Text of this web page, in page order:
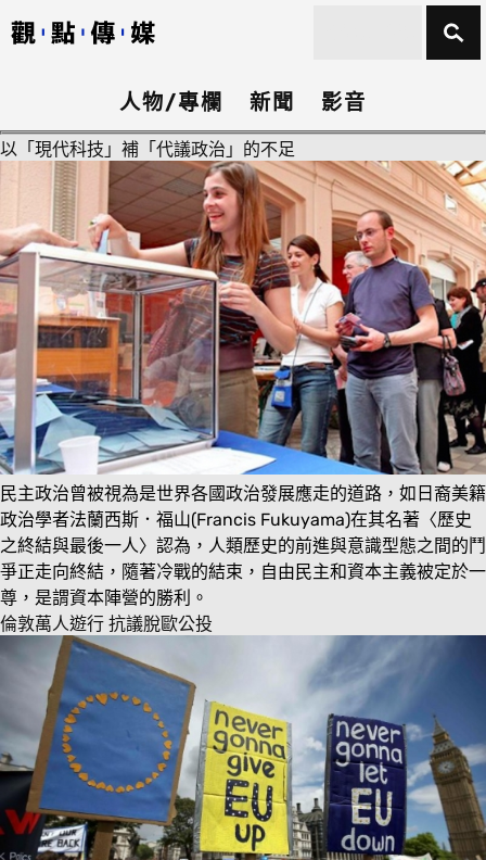
人物/專欄 新聞 影音
以「現代科技」補「代議政治」的不足
民主政治曾被視為是世界各國政治發展應走的道路，如日裔美籍
政治學者法蘭西斯．福山(Francis Fukuyama)在其名著〈歷史
之終結與最後一人〉認為，人類歷史的前進與意識型態之間的鬥
爭正走向終結，隨著冷戰的結束，自由民主和資本主義被定於一
尊，是謂資本陣營的勝利。
倫敦萬人遊行 抗議脫歐公投